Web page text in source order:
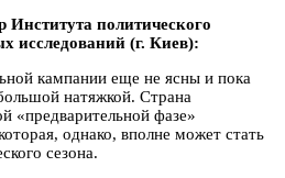
Института политического
исследований (г. Киев):
кампании еще не ясны и пока
натяжкой. Страна
«предварительной фазе»
однако, вполне может стать
сезона.